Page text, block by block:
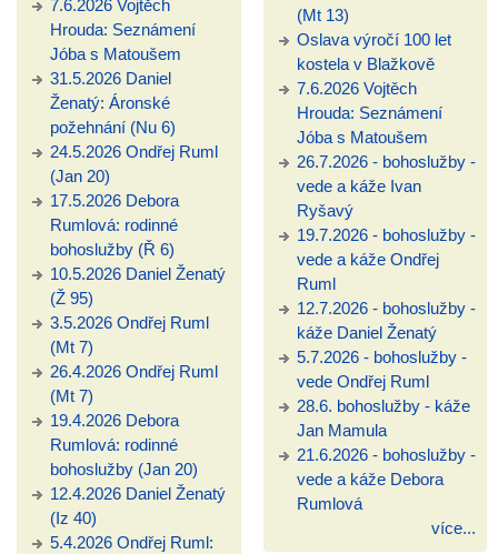
7.6.2026 Vojtěch
Hrouda: Seznámení
Jóba s Matoušem
31.5.2026 Daniel
Ženatý: Áronské
požehnání (Nu 6)
24.5.2026 Ondřej Ruml
(Jan 20)
17.5.2026 Debora
Rumlová: rodinné
bohoslužby (Ř 6)
10.5.2026 Daniel Ženatý
(Ž 95)
3.5.2026 Ondřej Ruml
(Mt 7)
26.4.2026 Ondřej Ruml
(Mt 7)
19.4.2026 Debora
Rumlová: rodinné
bohoslužby (Jan 20)
12.4.2026 Daniel Ženatý
(Iz 40)
5.4.2026 Ondřej Ruml:
(Mt 13)
Oslava výročí 100 let
kostela v Blažkově
7.6.2026 Vojtěch
Hrouda: Seznámení
Jóba s Matoušem
26.7.2026 - bohoslužby -
vede a káže Ivan
Ryšavý
19.7.2026 - bohoslužby -
vede a káže Ondřej
Ruml
12.7.2026 - bohoslužby -
káže Daniel Ženatý
5.7.2026 - bohoslužby -
vede Ondřej Ruml
28.6. bohoslužby - káže
Jan Mamula
21.6.2026 - bohoslužby -
vede a káže Debora
Rumlová
více...